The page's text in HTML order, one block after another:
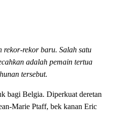
rekor-rekor baru. Salah satu
adalah pemain tertua
tersebut.
bagi Belgia. Diperkuat deretan
Marie Ptaff, bek kanan Eric